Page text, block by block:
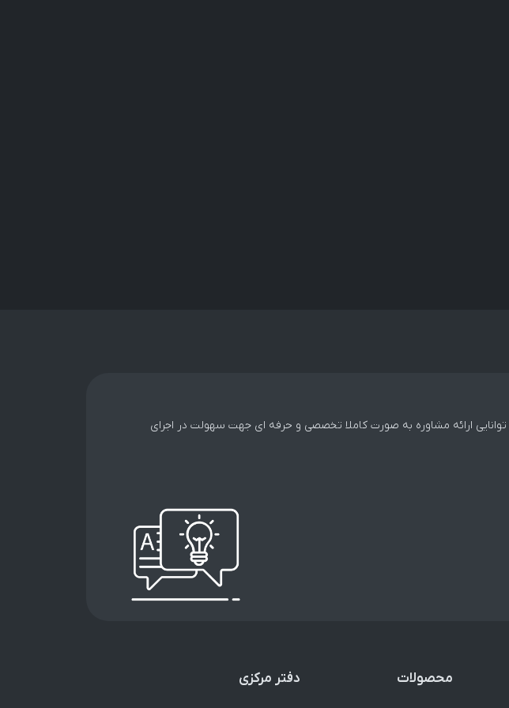
توانایی ارائه مشاوره به صورت کاملا تخصصی و حرفه ای جهت سهولت در اجرای
محصولات دفتر مرکزی